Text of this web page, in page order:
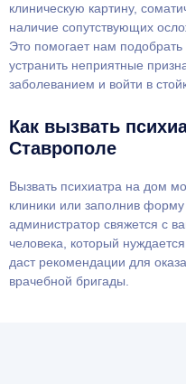
клиническую картину,
наличие сопутствующих
Это помогает нам
устранить неприятные
заболеванием и войти в
Как вызвать
Ставрополе
Вызвать психиатра на дом
клиники или заполнив
администратор свяжется с
человека, который
даст рекомендации для
врачебной бригады.